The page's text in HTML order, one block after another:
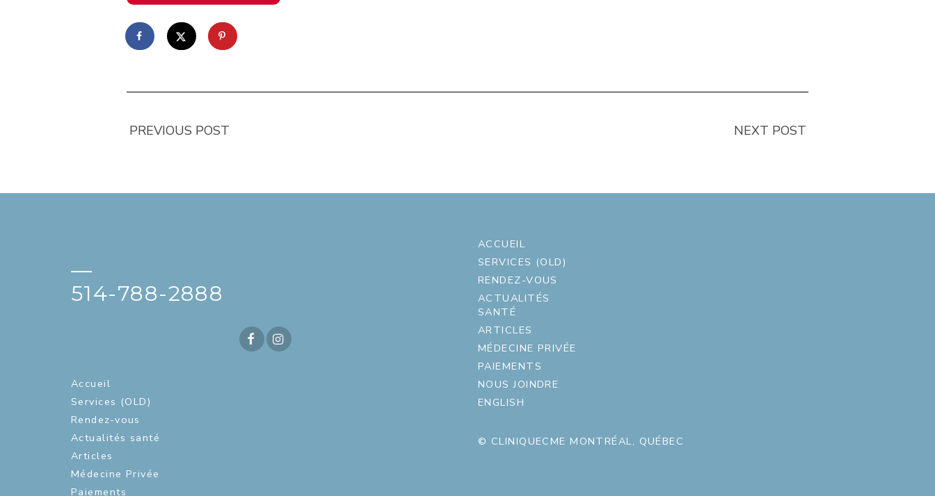
PREVIOUS POST NEXT POST
—
514-788-2888
Accueil
Services (OLD)
Rendez-vous
Actualités santé
Articles
Médecine Privée
Paiements
ACCUEIL
SERVICES (OLD)
RENDEZ-VOUS
ACTUALITÉS
SANTÉ
ARTICLES
MÉDECINE PRIVÉE
PAIEMENTS
NOUS JOINDRE
ENGLISH
© CLINIQUECME MONTRÉAL, QUÉBEC